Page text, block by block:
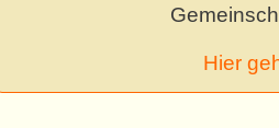
Hier